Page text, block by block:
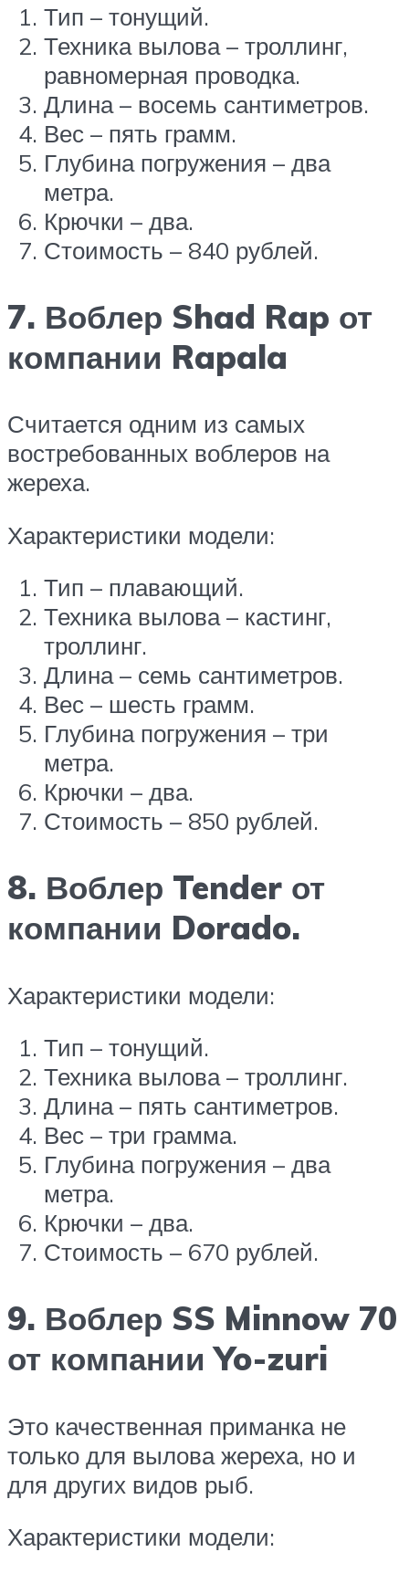
Тип – тонущий.
Техника вылова – троллинг,
равномерная проводка.
Длина – восемь сантиметров.
Вес – пять грамм.
Глубина погружения – два
метра.
Крючки – два.
Стоимость – 840 рублей.
7. Воблер Shad Rap от
компании Rapala
Считается одним из самых
востребованных воблеров на
жереха.
Характеристики модели:
Тип – плавающий.
Техника вылова – кастинг,
троллинг.
Длина – семь сантиметров.
Вес – шесть грамм.
Глубина погружения – три
метра.
Крючки – два.
Стоимость – 850 рублей.
8. Воблер Tender от
компании Dorado.
Характеристики модели:
Тип – тонущий.
Техника вылова – троллинг.
Длина – пять сантиметров.
Вес – три грамма.
Глубина погружения – два
метра.
Крючки – два.
Стоимость – 670 рублей.
9. Воблер SS Minnow 70
от компании Yo-zuri
Это качественная приманка не
только для вылова жереха, но и
для других видов рыб.
Характеристики модели: